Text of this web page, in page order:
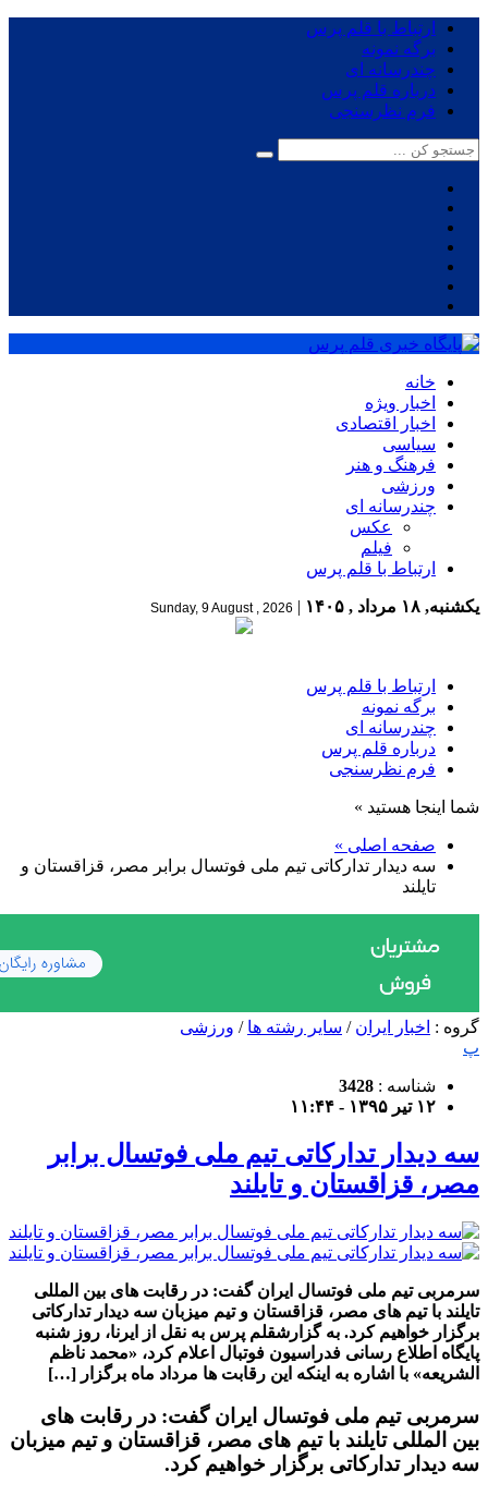
ارتباط با قلم پرس
برگه نمونه
چندرسانه ای
درباره قلم پرس
فرم نظرسنجی
خانه
اخبار ویژه
اخبار اقتصادی
سیاسی
فرهنگ و هنر
ورزشی
چندرسانه ای
عکس
فیلم
ارتباط با قلم پرس
یکشنبه, ۱۸ مرداد , ۱۴۰۵ |
Sunday, 9 August , 2026
ارتباط با قلم پرس
برگه نمونه
چندرسانه ای
درباره قلم پرس
فرم نظرسنجی
شما اینجا هستید »
صفحه اصلی »
سه دیدار تدارکاتی تیم ملی فوتسال برابر مصر، قزاقستان و
تایلند
گروه : اخبار ایران / سایر رشته ها / ورزشی
پ
شناسه : 3428
۱۲ تیر ۱۳۹۵ - ۱۱:۴۴
سه دیدار تدارکاتی تیم ملی فوتسال برابر
مصر، قزاقستان و تایلند
سرمربی تیم ملی فوتسال ایران گفت: در رقابت های بین المللی
تایلند با تیم های مصر، قزاقستان و تیم میزبان سه دیدار تدارکاتی
برگزار خواهیم کرد. به گزارشقلم پرس به نقل از ایرنا، روز شنبه
پایگاه اطلاع رسانی فدراسیون فوتبال اعلام کرد، «محمد ناظم
الشریعه» با اشاره به اینکه این رقابت ها مرداد ماه برگزار […]
سرمربی تیم ملی فوتسال ایران گفت: در رقابت های
بین المللی تایلند با تیم های مصر، قزاقستان و تیم میزبان
سه دیدار تدارکاتی برگزار خواهیم کرد.